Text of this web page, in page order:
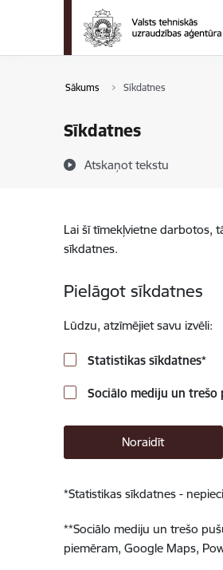
Pāriet uz lapas saturu
Sākums Sīkdatnes
Sīkdatnes
Atskaņot tekstu
Lai šī tīmekļvietne darbotos,
sīkdatnes.
Pielāgot sīkdatnes
Lūdzu, atzīmējiet savu izvēli:
Statistikas sīkdatnes*
Sociālo mediju un trešo
Noraidīt
*Statistikas sīkdatnes -
**Sociālo mediju un trešo
piemēram, Google Maps,